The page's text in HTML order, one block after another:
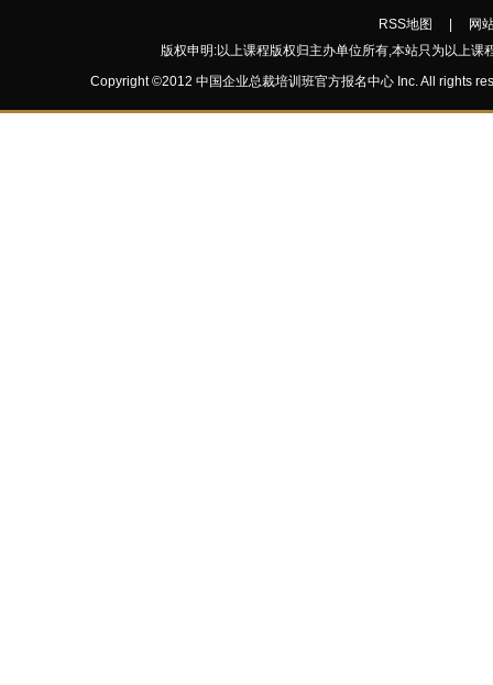
RSS地图
网
版权申明:以上课程版权归主办单位所有,本站只为以上
Copyright ©2012 中国企业总裁培训班官方报名中心 Inc. All rights